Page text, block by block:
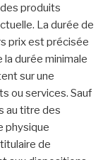
produits
La durée de
prix est précisée
durée minimale
sur une
ou services. Sauf
au titre des
physique
de